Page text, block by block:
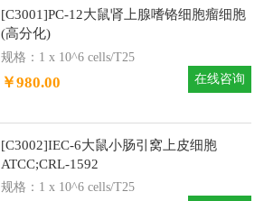
[C3001]PC-12大鼠肾上腺嗜铬细胞瘤细胞
(高分化)
规格：1 x 10^6 cells/T25
￥980.00 在线咨询
[C3002]IEC-6大鼠小肠引窝上皮细胞
ATCC;CRL-1592
规格：1 x 10^6 cells/T25